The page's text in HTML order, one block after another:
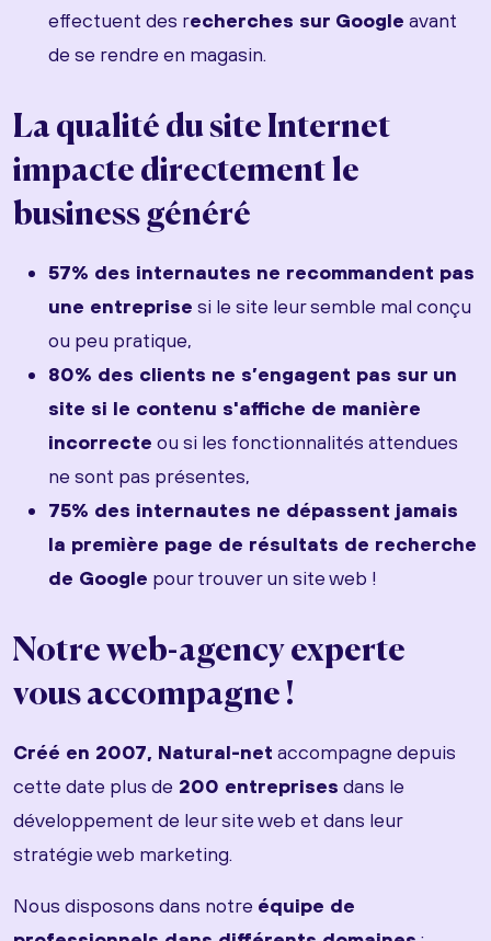
effectuent des recherches sur Google avant
de se rendre en magasin.
La qualité du site Internet
impacte directement le
business généré
57% des internautes ne recommandent pas
une entreprise si le site leur semble mal conçu
ou peu pratique,
80% des clients ne s’engagent pas sur un
site si le contenu s'affiche de manière
incorrecte ou si les fonctionnalités attendues
ne sont pas présentes,
75% des internautes ne dépassent jamais
la première page de résultats de recherche
de Google pour trouver un site web !
Notre web-agency experte
vous accompagne !
Créé en 2007, Natural-net accompagne depuis
cette date plus de 200 entreprises dans le
développement de leur site web et dans leur
stratégie web marketing.
Nous disposons dans notre équipe de